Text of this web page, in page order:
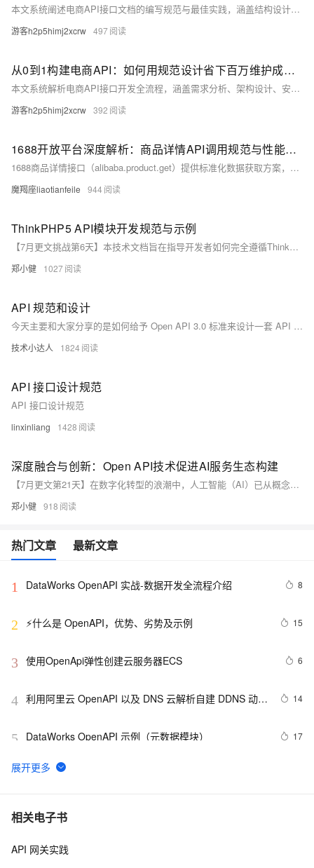
本文系统阐述电商API接口文档的编写规范与最佳实践，涵盖结构设计、技术语言、开发者体验、版本控制及质量保障等方面，助力企业提升开发效率，构建开放共赢的电商生态。
游客h2p5himj2xcrw 497
从0到1构建电商API：如何用规范设计省下百万维护成本？
本文系统解析电商API接口开发全流程，涵盖需求分析、架构设计、安全实践、测试上线及文档维护等关键环节，结合技术规范与实际案例，助力构建高可用、可扩展的电商系统。
游客h2p5himj2xcrw 392
1688开放平台深度解析：商品详情API调用规范与性能优化策略
1688商品详情接口（alibaba.product.get）提供标准化数据获取方案，支持50+字段，涵盖商品基础信息、SKU详情、价格库存、图文视频资源。适用于电商比价、供应链管理、竞品分析及跨境信息同步，助力企业提升采购效率与市场响应速度。提供Python调用示例及常见问题解决方案，推荐使用本地缓存、异常重试机制和保险服务优化调用体验。
魔羯座liaotianfeile 944
ThinkPHP5 API模块开发规范与示例
【7月更文挑战第6天】本技术文档旨在指导开发者如何完全遵循ThinkPHP5框架的开发规范来构建RESTful API模块。ThinkPHP5（简称TP5）是一款基于PHP的轻量级MVC框架，其简洁、高效的特点非常适合快速开发Web应用及API接口。以下是创建API模块的基本步骤、最佳实践以及代码示例。
郑小健 1027
API 规范和设计
今天主要和大家分享的是如何给予 Open API 3.0 标准来设计一套 API 规范。那么整体我们在讲的过程中，大约有以下五方面。 1. 大环境介绍 2. API与服务开放 3. API定义 4. 模型 5. 总结
技术小达人 1824
API 接口设计规范
API 接口设计规范
linxinliang 1428
深度融合与创新：Open API技术促进AI服务生态构建
【7月更文第21天】在数字化转型的浪潮中，人工智能（AI）已从概念探索走向实际应用，深刻改变着各行各业。Open API（开放应用程序接口）作为连接技术与业务的桥梁，正成为推动AI服务普及和生态构建的关键力量。本文将探讨Open API技术如何通过标准化、易用性和灵活性，加速AI服务的集成与创新，构建一个更加丰富多元的AI服务生态系统。
郑小健 918
热门文章 最新文章
1 DataWorks OpenAPI 实战-数据开发全流程介绍 8
2 ⚡什么是 OpenAPI，优势、劣势及示例 15
3 使用OpenApi弹性创建云服务器ECS 6
4 利用阿里云 OpenAPI 以及 DNS 云解析自建 DDNS 动态
14
5 DataWorks OpenAPI 示例（元数据模块） 17
6
Darabonba：支持任意 OpenAPI 网关的多语言 SDK
7 使用OpenApi完成云服务器ECS续费管理
8 终于懂了，RPC和OpenApi的区别
相关电子书
API 网关实践